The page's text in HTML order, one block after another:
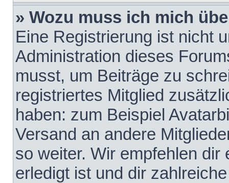
» Wozu muss ich mich
Eine Registrierung ist nicht
Administration dieses
musst, um Beiträge zu
registriertes Mitglied
haben: zum Beispiel
Versand an andere
so weiter. Wir empfehlen
erledigt ist und dir